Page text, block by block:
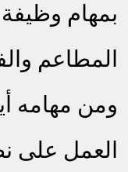
بمهام
المطاعم
ومن مهامه
العمل على